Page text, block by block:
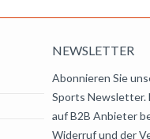
NEWSLETTER
Abonnieren Sie
Sports Newsletter.
auf B2B Anbieter
Widerruf und der